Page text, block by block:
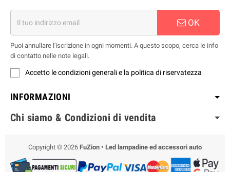
OK
Puoi annullare l'iscrizione in ogni momenti. A questo scopo, cerca le info
di contatto nelle note legali.
Accetto le condizioni generali e la politica di riservatezza
INFORMAZIONI
Chi siamo & Condizioni di vendita
Copyright © 2026 FuZion • Led lampadine ed accessori auto